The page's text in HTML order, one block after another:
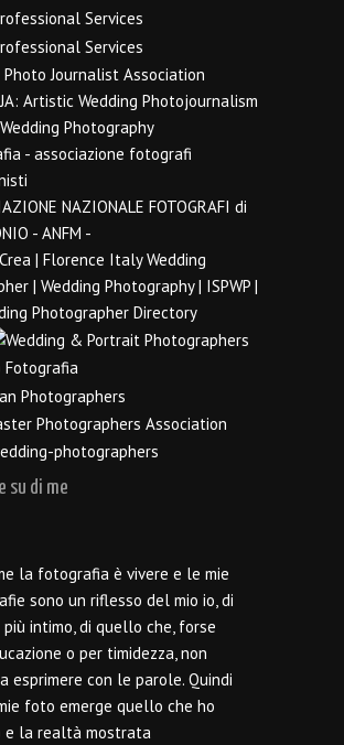
su di me
la fotografia è vivere e le mie
sono un riflesso del mio io, di
intimo, di quello che, forse
o per timidezza, non
esprimere con le parole. Quindi
foto emerge quello che ho
e la realtà mostrata